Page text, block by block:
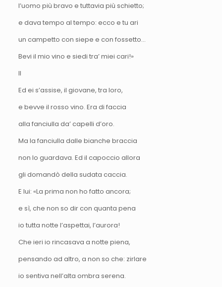
l’uomo più bravo e tuttavia più schietto;
e dava tempo al tempo: ecco e tu ari
un campetto con siepe e con fossetto…
Bevi il mio vino e siedi tra’ miei cari!»
II
Ed ei s’assise, il giovane, tra loro,
e bevve il rosso vino. Era di faccia
alla fanciulla da’ capelli d’oro.
Ma la fanciulla dalle bianche braccia
non lo guardava. Ed il capoccio allora
gli domandò della sudata caccia.
E lui: «La prima non ho fatto ancora;
e sì, che non so dir con quanta pena
io tutta notte l’aspettai, l’aurora!
Che ieri io rincasava a notte piena,
pensando ad altro, a non so che: zirlare
io sentiva nell’alta ombra serena.